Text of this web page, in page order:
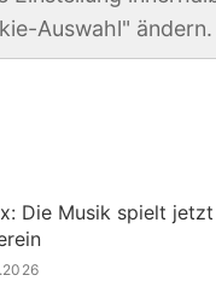
Auswahl" ändern.
Die Musik spielt jetzt